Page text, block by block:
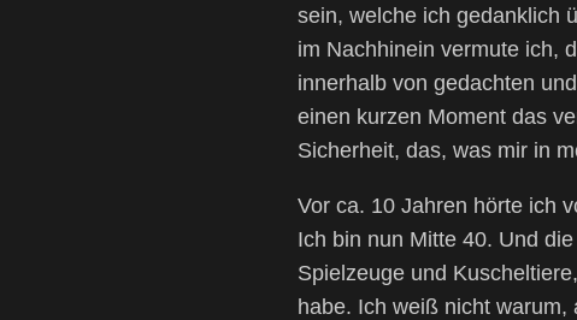
sein, welche ich gedanklich
im Nachhinein vermute ich,
innerhalb von gedachten
einen kurzen Moment das
Sicherheit, das, was mir in
Vor ca. 10 Jahren hörte ich
Ich bin nun Mitte 40. Und
Spielzeuge und
habe. Ich weiß nicht